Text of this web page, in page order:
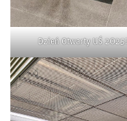
Dzień Otwarty UŚ 2025!